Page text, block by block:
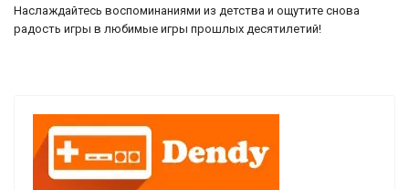
Наслаждайтесь воспоминаниями из детства и ощутите снова
радость игры в любимые игры прошлых десятилетий!